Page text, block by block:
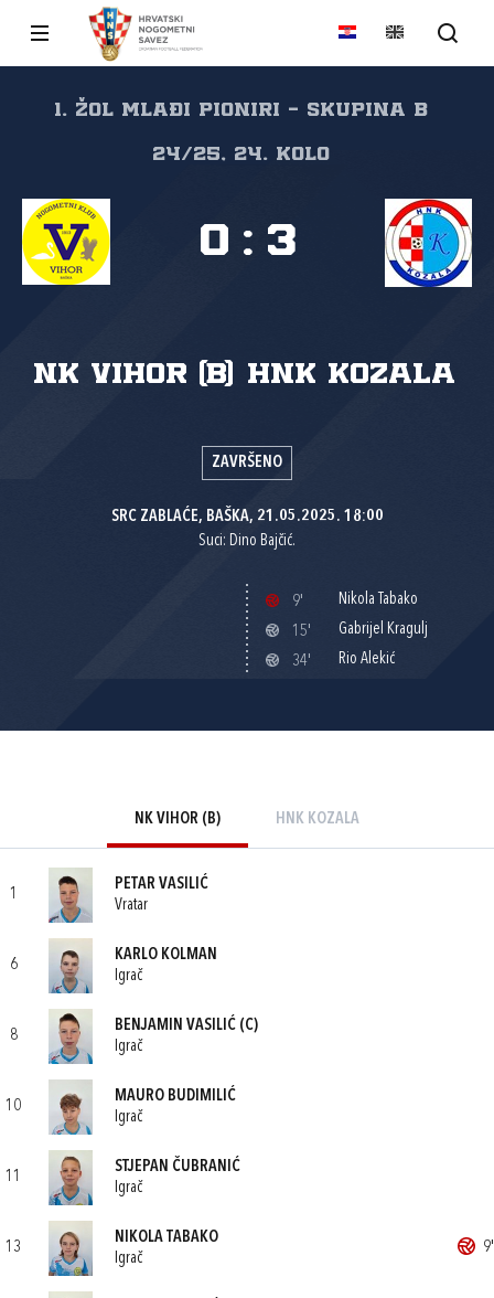
1. ŽOL MLAĐI PIONIRI - Skupina B
24/25, 24. kolo
NK Vihor (B) HNK Kozala
0 : 3
ZAVRŠENO
SRC ZABLAĆE, BAŠKA, 21.05.2025. 18:00
Suci: Dino Bajčić.
9'
Nikola Tabako
15'
Gabrijel Kragulj
34'
Rio Alekić
NK VIHOR (B) HNK KOZALA
1
PETAR VASILIĆ
Vratar
6
KARLO KOLMAN
Igrač
8
BENJAMIN VASILIĆ (C)
Igrač
10
MAURO BUDIMILIĆ
Igrač
11
STJEPAN ČUBRANIĆ
Igrač
13
NIKOLA TABAKO
Igrač
9'